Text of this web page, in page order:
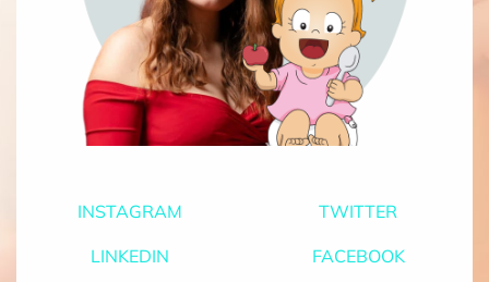
INSTAGRAM TWITTER
LINKEDIN FACEBOOK